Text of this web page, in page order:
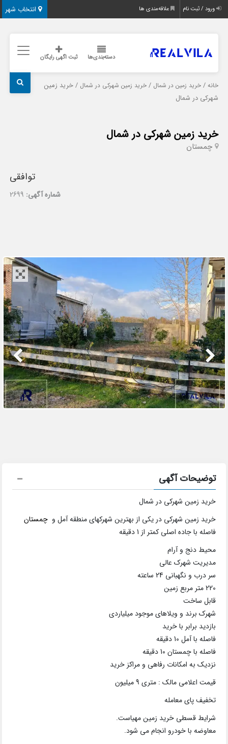
انتخاب شهر ورود / ثبت نام علاقه‌مندی ها
دسته‌بندی‌ها ثبت اگهی رایگان
خانه /خرید زمین در شمال /خرید زمین شهرکی در شمال / خرید زمین
شهرکی در شمال
خرید زمین شهرکی در شمال
چمستان
توافقی
شماره آگهی: 2699
توضیحات آگهی
خرید زمین شهرکی در شمال
خرید زمین شهرکی در یکی از بهترین شهرکهای منطقه آمل وچمستان
فاصله با جاده اصلی کمتر از 1 دقیقه
محیط دنج و آرام
مدیریت شهرک عالی
سر درب و نگهبانی 24 ساعته
220 متر مربع زمین
قابل ساخت
شهرک برند و ویلاهای موجود میلیاردی
بازدید برابر با خرید
فاصله با آمل 10 دقیقه
فاصله با چمستان 10 دقیقه
نزدیک به امکانات رفاهی و مراکز خرید
قیمت اعلامی مالک : متری 9 میلیون
تخفیف پای معامله
شرایط قسطی خرید زمین مهیاست.
معاوضه با خودرو انجام می شود.